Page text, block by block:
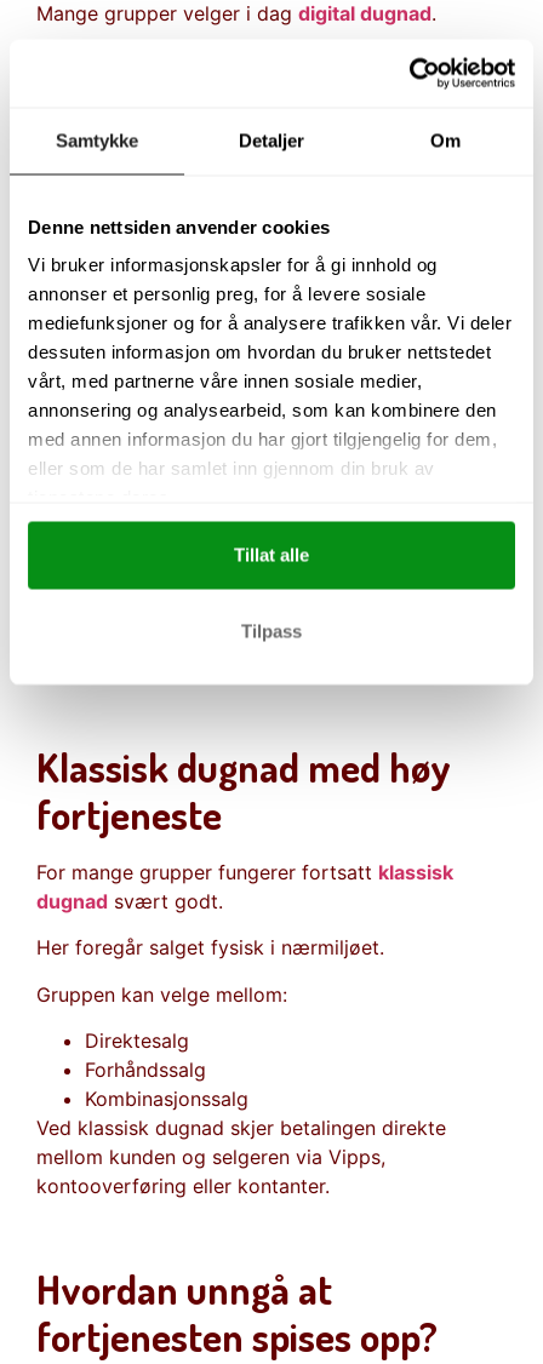
Samtykke Detaljer Om
Denne nettsiden anvender cookies
Vi bruker informasjonskapsler for å gi innhold og
annonser et personlig preg, for å levere sosiale
mediefunksjoner og for å analysere trafikken vår. Vi deler
dessuten informasjon om hvordan du bruker nettstedet
vårt, med partnerne våre innen sosiale medier,
annonsering og analysearbeid, som kan kombinere den
med annen informasjon du har gjort tilgjengelig for dem,
eller som de har samlet inn gjennom din bruk av
Tillat alle
Tilpass
Mange grupper velger i dag digital dugnad.
Hver selger får sin egen nettbutikk og kan dele
Familie
Naboer
Støttespillere
Kundene bestiller og betaler direkte på nett.
Når salgsperioden er avsluttet, sendes produktene
samlet til gruppen slik at hver selger kan levere
bestillingene til sine kunder.
For kunder som ønsker hjemlevering kan
Dugnadstid sende varene direkte til mottakeren
Selg til hele Norge
Full oversikt over salget
Klassisk dugnad med høy
fortjeneste
For mange grupper fungerer fortsatt klassisk
dugnad svært godt.
Her foregår salget fysisk i nærmiljøet.
Gruppen kan velge mellom:
Direktesalg
Forhåndssalg
Kombinasjonssalg
Ved klassisk dugnad skjer betalingen direkte
mellom kunden og selgeren via Vipps,
kontooverføring eller kontanter.
Hvordan unngå at
fortjenesten spises opp?